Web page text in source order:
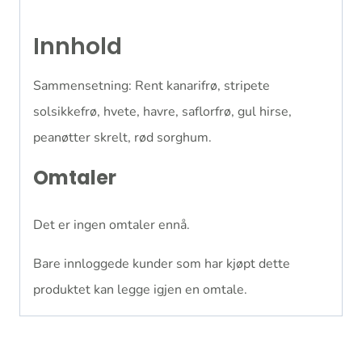
Innhold
Sammensetning: Rent kanarifrø, stripete
solsikkefrø, hvete, havre, saflorfrø, gul hirse,
peanøtter skrelt, rød sorghum.
Omtaler
Det er ingen omtaler ennå.
Bare innloggede kunder som har kjøpt dette
produktet kan legge igjen en omtale.